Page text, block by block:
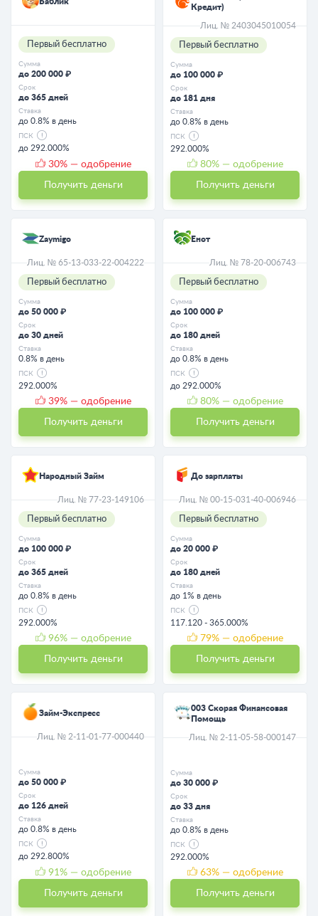
Первый бесплатно
Сумма
до 200 000 ₽
Срок
до 365 дней
Ставка
до 0.8% в день
ПСК
до 292.000%
30% — одобрение
Получить деньги
Кредит)
Лиц. № 2403045010054
Первый бесплатно
Сумма
до 100 000 ₽
Срок
до 181 дня
Ставка
до 0.8% в день
ПСК
292.000%
80% — одобрение
Получить деньги
Zaymigo
Лиц. № 65-13-033-22-004222
Первый бесплатно
Сумма
до 50 000 ₽
Срок
до 30 дней
Ставка
0.8% в день
ПСК
292.000%
39% — одобрение
Получить деньги
Енот
Лиц. № 78-20-006743
Первый бесплатно
Сумма
до 100 000 ₽
Срок
до 180 дней
Ставка
до 0.8% в день
ПСК
до 292.000%
80% — одобрение
Получить деньги
Народный Займ
Лиц. № 77-23-149106
Первый бесплатно
Сумма
до 100 000 ₽
Срок
до 365 дней
Ставка
до 0.8% в день
ПСК
292.000%
96% — одобрение
Получить деньги
До зарплаты
Лиц. № 00-15-031-40-006946
Первый бесплатно
Сумма
до 20 000 ₽
Срок
до 180 дней
Ставка
до 1% в день
ПСК
117.120 - 365.000%
79% — одобрение
Получить деньги
Займ-Экспресс
Лиц. № 2-11-01-77-000440
Сумма
до 50 000 ₽
Срок
до 126 дней
Ставка
до 0.8% в день
ПСК
до 292.800%
91 % — одобрение
Получить деньги
003 Скорая Финансовая
Помощь
Лиц. № 2-11-05-58-000147
Сумма
до 30 000 ₽
Срок
до 33 дня
Ставка
до 0.8% в день
ПСК
292.000%
63% — одобрение
Получить деньги